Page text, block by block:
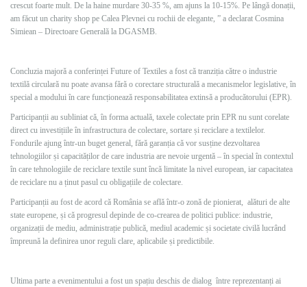
crescut foarte mult. De la haine murdare 30-35 %, am ajuns la 10-15%. Pe lângă donații,
am făcut un charity shop pe Calea Plevnei cu rochii de elegante, ” a declarat Cosmina
Simiean – Directoare Generală la DGASMB.
Concluzia majoră a conferinței Future of Textiles a fost că tranziția către o industrie
textilă circulară nu poate avansa fără o corectare structurală a mecanismelor legislative, în
special a modului în care funcționează responsabilitatea extinsă a producătorului (EPR).
Participanții au subliniat că, în forma actuală, taxele colectate prin EPR nu sunt corelate
direct cu investițiile în infrastructura de colectare, sortare și reciclare a textilelor.
Fondurile ajung într-un buget general, fără garanția că vor susține dezvoltarea
tehnologiilor și capacităților de care industria are nevoie urgentă – în special în contextul
în care tehnologiile de reciclare textile sunt încă limitate la nivel european, iar capacitatea
de reciclare nu a ținut pasul cu obligațiile de colectare.
Participanții au fost de acord că România se află într-o zonă de pionierat, alături de alte
state europene, și că progresul depinde de co-crearea de politici publice: industrie,
organizații de mediu, administrație publică, mediul academic și societate civilă lucrând
împreună la definirea unor reguli clare, aplicabile și predictibile.
Ultima parte a evenimentului a fost un spațiu deschis de dialog între reprezentanți ai